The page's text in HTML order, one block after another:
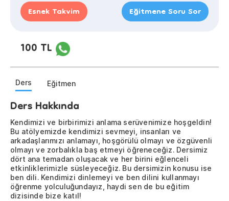
Esnek Takvim Eğitmene Soru Sor
100 TL
Ders Eğitmen
Ders Hakkında
Kendimizi ve birbirimizi anlama serüvenimize hoşgeldin!
Bu atölyemizde kendimizi sevmeyi, insanları ve
arkadaşlarımızı anlamayı, hoşgörülü olmayı ve özgüvenli
olmayı ve zorbalıkla baş etmeyi öğreneceğiz. Dersimiz
dört ana temadan oluşacak ve her birini eğlenceli
etkinliklerimizle süsleyeceğiz. Bu dersimizin konusu ise
ben dili. Kendimizi dinlemeyi ve ben dilini kullanmayı
öğrenme yolculuğundayız, haydi sen de bu eğitim
dizisinde bize katıl!